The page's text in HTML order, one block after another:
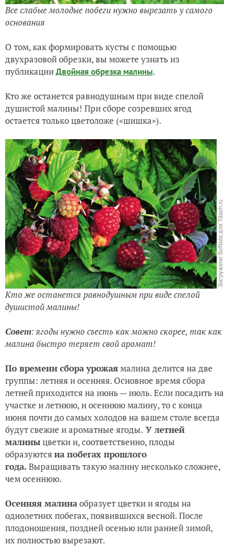
Все слабые молодые побеги нужно вырезать у самого
основания
О том, как формировать кусты с помощью
двухразовой обрезки, вы можете узнать из
публикацииДвойная обрезка малины.
Кто же останется равнодушным при виде спелой
душистой малины! При сборе созревших ягод
остается только цветоложе («шишка»).
Кто же останется равнодушным при виде спелой
душистой малины!
Совет: ягоды нужно съесть как можно скорее, так как
малина быстро теряет свой аромат!
По времени сбора урожаямалина делится на две
группы: летняя и осенняя. Основное время сбора
летней приходится на июнь — июль. Если посадить на
участке и летнюю, и осеннюю малину, то с конца
июня почти до самых холодов на вашем столе всегда
будут свежие и ароматные ягоды. У летней
малиныцветки и, соответственно, плоды
образуютсяна побегах прошлого
года. Выращивать такую малину несколько сложнее,
чем осеннюю.
Осенняя малинаобразует цветки и ягоды на
однолетних побегах, появившихся весной. После
плодоношения, поздней осенью или ранней зимой,
их полностью вырезают.